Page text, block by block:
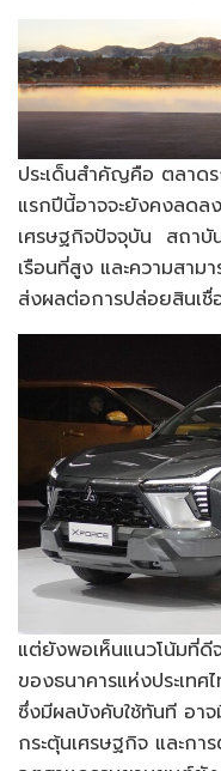
ประเด็นสำคัญคือ ตลาด
แรกปีนี้อาจจะยังคงลดล
เศรษฐกิจปัจจุบัน สถาบั
เรือนที่สูง และความสาม
ส่งผลต่อการปล่อยสินเชื่
แต่ยังพอเห็นแนวโน้มที่ดี
ของธนาคารแห่งประเท
ซึ่งมีผลบังคับใช้ทันที อา
กระตุ้นเศรษฐกิจ และก